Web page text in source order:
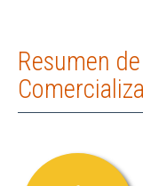
Resumen